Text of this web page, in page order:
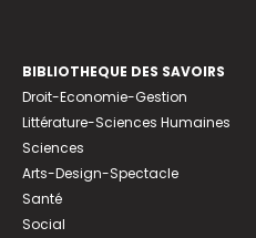
BIBLIOTHEQUE DES SAVOIRS
Droit-Economie-Gestion
Littérature-Sciences Humaines
Sciences
Arts-Design-Spectacle
Santé
Social